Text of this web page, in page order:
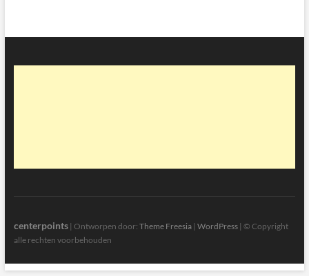
centerpoints| Ontworpen door: Theme Freesia| WordPress| © Copyright
alle rechten voorbehouden